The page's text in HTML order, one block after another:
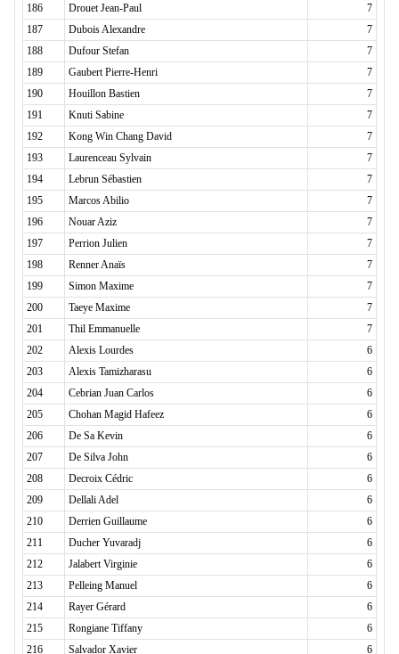
186
Drouet Jean-Paul
7
187
Dubois Alexandre
7
188
Dufour Stefan
7
189
Gaubert Pierre-Henri
7
190
Houillon Bastien
7
191
Knuti Sabine
7
192
Kong Win Chang David
7
193
Laurenceau Sylvain
7
194
Lebrun Sébastien
7
195
Marcos Abilio
7
196
Nouar Aziz
7
197
Perrion Julien
7
198
Renner Anaïs
7
199
Simon Maxime
7
200
Taeye Maxime
7
201
Thil Emmanuelle
7
202
Alexis Lourdes
6
203
Alexis Tamizharasu
6
204
Cebrian Juan Carlos
6
205
Chohan Magid Hafeez
6
206
De Sa Kevin
6
207
De Silva John
6
208
Decroix Cédric
6
209
Dellali Adel
6
210
Derrien Guillaume
6
211
Ducher Yuvaradj
6
212
Jalabert Virginie
6
213
Pelleing Manuel
6
214
Rayer Gérard
6
215
Rongiane Tiffany
6
216
Salvador Xavier 6